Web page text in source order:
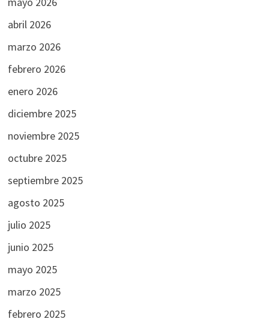
abril 2026
marzo 2026
febrero 2026
enero 2026
diciembre 2025
noviembre 2025
octubre 2025
septiembre 2025
agosto 2025
julio 2025
junio 2025
mayo 2025
marzo 2025
febrero 2025